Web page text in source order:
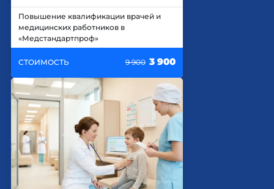
Повышение квалификации врачей и
медицинских работников в
«Медстандартпроф»
СТОИМОСТЬ 9 900 3 900